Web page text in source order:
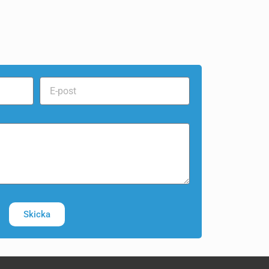
Skicka